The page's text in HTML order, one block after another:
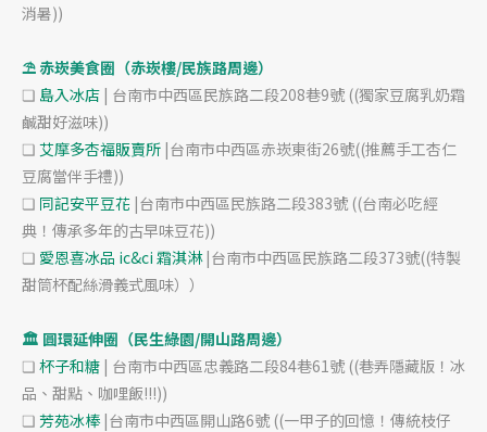
消暑))
⛱️ 赤崁美食圈（赤崁樓/民族路周邊）
❏ 島入冰店 | 台南市中西區民族路二段208巷9號 ((獨家豆腐乳奶霜
鹹甜好滋味))
❏ 艾摩多杏福販賣所 |台南市中西區赤崁東街26號((推薦手工杏仁
豆腐當伴手禮))
❏ 同記安平豆花 |台南市中西區民族路二段383號 ((台南必吃經
典！傳承多年的古早味豆花))
❏ 愛恩喜冰品 ic&ci 霜淇淋|台南市中西區民族路二段373號((特製
甜筒杯配絲滑義式風味））
🏛️ 圓環延伸圈（民生綠園/開山路周邊）
❏ 杯子和糖 | 台南市中西區忠義路二段84巷61號 ((巷弄隱藏版！冰
品、甜點、咖哩飯!!!))
❏ 芳苑冰棒|台南市中西區開山路6號 ((一甲子的回憶！傳統枝仔